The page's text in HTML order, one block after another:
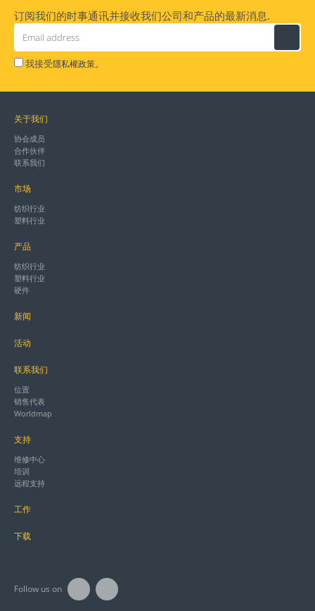
订阅我们的时事通讯并接收我们公司和产品的最新消息.
我接受隱私權政策。
关于我们
协会成员
合作伙伴
联系我们
市场
纺织行业
塑料行业
产品
纺织行业
塑料行业
硬件
新闻
活动
联系我们
位置
销售代表
Worldmap
支持
维修中心
培训
远程支持
工作
下载
Follow us on